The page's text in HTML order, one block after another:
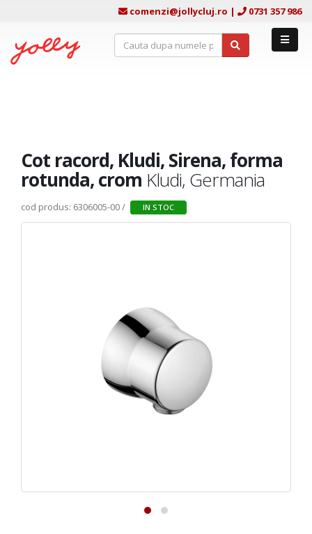
comenzi@jollycluj.ro | 0731 357 986
Cot racord, Kludi, Sirena, forma
rotunda, crom Kludi, Germania
cod produs: 6306005-00 / IN STOC